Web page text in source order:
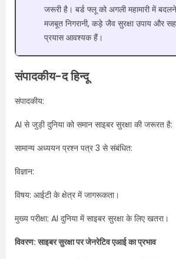
जरूरी है। बर्ड फ्लू को अगली महामारी में
मजबूत निगरानी, ​​कड़े जैव सुरक्षा उपाय और
प्रयास आवश्यक हैं।
संपादकीय-द हिन्दू
संपादकीय:
AI से जुड़ी दुनिया को समान साइबर सुरक्षा की जरूरत है:
सामान्य अध्ययन प्रश्न पत्र 3 से संबंधित:
विज्ञान:
विषय: आईटी के क्षेत्र में जागरूकता।
मुख्य परीक्षा: AI दुनिया में साइबर सुरक्षा के लिए खतरा।
विवरण: साइबर सुरक्षा पर जेनरेटिव एआई का प्रभाव